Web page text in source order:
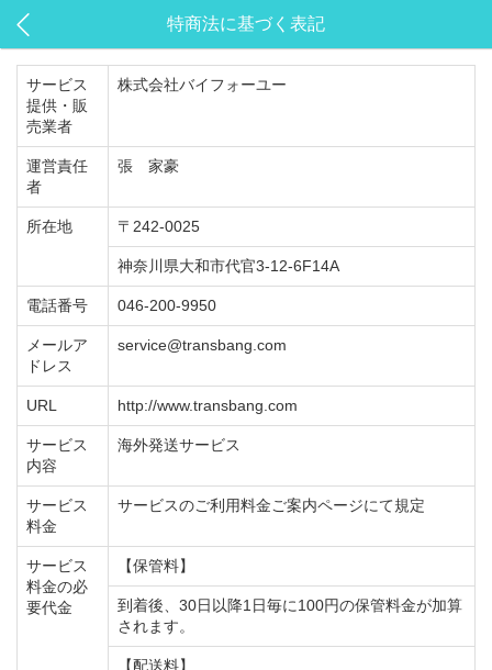
特商法に基づく表記
サービス
提供・販
売業者
株式会社バイフォーユー
運営責任
者
張 家豪
所在地 〒242-0025
神奈川県大和市代官3-12-6F14A
電話番号 046-200-9950
メールア
ドレス
service@transbang.com
URL http://www.transbang.com
サービス
内容
海外発送サービス
サービス
料金
サービスのご利用料金ご案内ページにて規定
サービス
料金の必
要代金
【保管料】
到着後、30日以降1日毎に100円の保管料金が加算
されます。
【配送料】